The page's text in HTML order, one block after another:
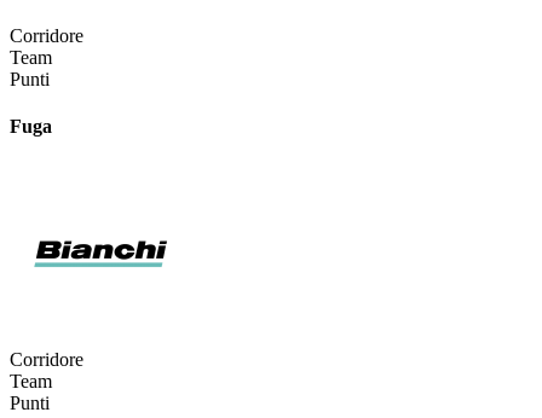
Corridore
Team
Punti
Fuga
Corridore
Team
Punti